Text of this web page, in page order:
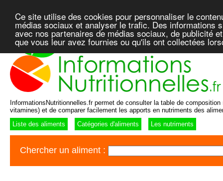
Ce site utilise des cookies pour personnaliser le
médias sociaux et analyser le trafic. Des informations
avec nos partenaires de médias sociaux, de publicité
que vous leur avez fournies ou qu'ils ont collectées
InformationsNutritionnelles.fr permet de consulter la table de
vitamines) et de comparer facilement les apports en nutriments des
Liste des aliments
Catégories d'aliments Les nutriments
Chercher un aliment :